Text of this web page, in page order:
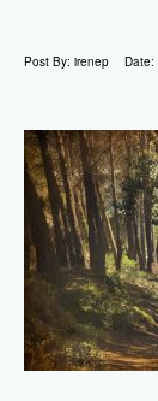
Post By: irenep Date: